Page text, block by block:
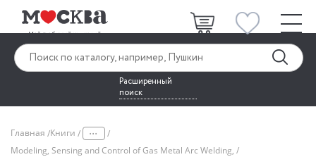
Расширенный
поиск
Главная Книги ...
Modeling, Sensing and Control of Gas Metal Arc Welding,